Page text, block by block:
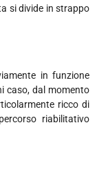
si divide in strappo
in funzione
caso, dal momento
ricco di
riabilitativo